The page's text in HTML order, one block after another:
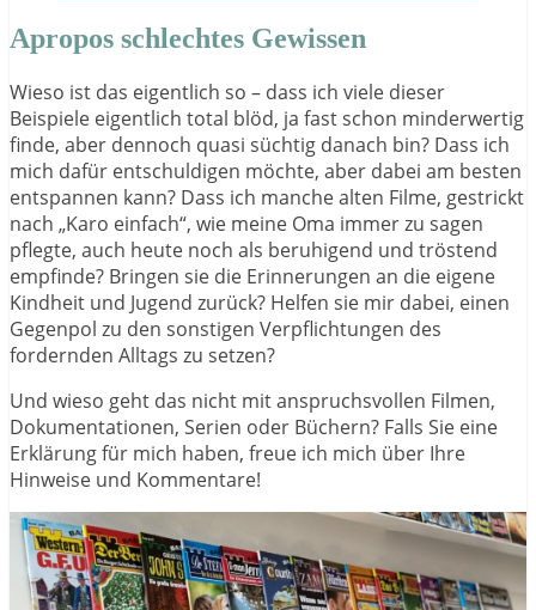
Apropos schlechtes Gewissen
Wieso ist das eigentlich so – dass ich viele dieser
Beispiele eigentlich total blöd, ja fast schon minderwertig
finde, aber dennoch quasi süchtig danach bin? Dass ich
mich dafür entschuldigen möchte, aber dabei am besten
entspannen kann? Dass ich manche alten Filme, gestrickt
nach „Karo einfach“, wie meine Oma immer zu sagen
pflegte, auch heute noch als beruhigend und tröstend
empfinde? Bringen sie die Erinnerungen an die eigene
Kindheit und Jugend zurück? Helfen sie mir dabei, einen
Gegenpol zu den sonstigen Verpflichtungen des
fordernden Alltags zu setzen?
Und wieso geht das nicht mit anspruchsvollen Filmen,
Dokumentationen, Serien oder Büchern? Falls Sie eine
Erklärung für mich haben, freue ich mich über Ihre
Hinweise und Kommentare!